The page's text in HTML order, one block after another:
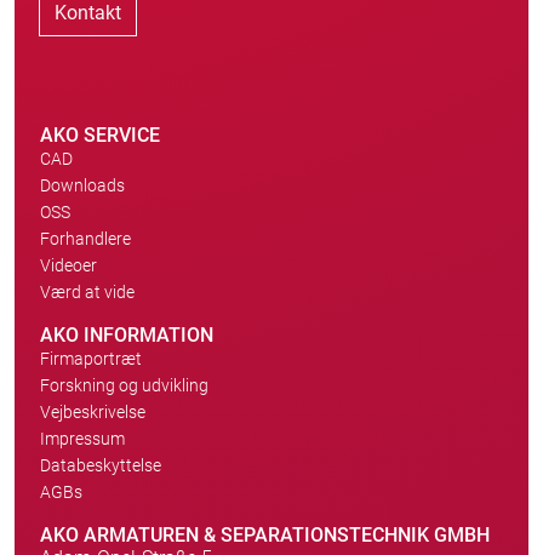
Kontakt
AKO SERVICE
CAD
Downloads
OSS
Forhandlere
Videoer
Værd at vide
AKO INFORMATION
Firmaportræt
Forskning og udvikling
Vejbeskrivelse
Impressum
Databeskyttelse
AGBs
AKO ARMATUREN & SEPARATIONSTECHNIK GMBH